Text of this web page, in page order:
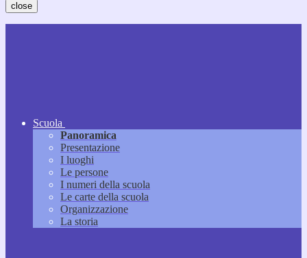
close
Scuola
Panoramica
Presentazione
I luoghi
Le persone
I numeri della scuola
Le carte della scuola
Organizzazione
La storia